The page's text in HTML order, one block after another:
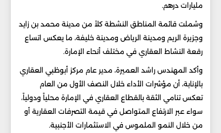
مليارات درهم.
وشملت قائمة المناطق النشطة كلاً من مدينة محمد بن زايد
وجزيرة الريم ومدينة الرياض ومدينة خليفة، ما يعكس اتساع
رقعة النشاط العقاري في مختلف أنحاء الإمارة.
وأكد المهندس راشد العميرة، مدير عام مركز أبوظبي العقاري
بالإنابة، أن مؤشرات الأداء خلال النصف الأول من العام
تعكس تنامي الثقة بالقطاع العقاري في الإمارة محلياً ودولياً،
سواء عبر الارتفاع المتواصل في قيمة التصرفات العقارية أو
من خلال النمو الملموس في الاستثمارات الأجنبية.